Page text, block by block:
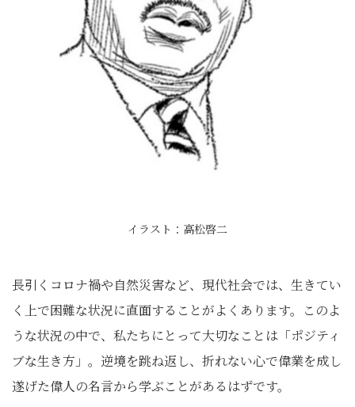
イラスト：高松啓二
長引くコロナ禍や自然災害など、現代社会では、生きてい
く上で困難な状況に直面することがよくあります。このよ
うな状況の中で、私たちにとって大切なことは「ポジティ
ブな生き方」。逆境を跳ね返し、折れない心で偉業を成し
遂げた偉人の名言から学ぶことがあるはずです。